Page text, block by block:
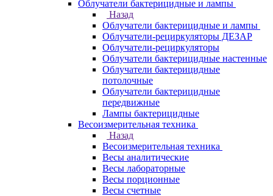
Облучатели бактерицидные и лампы
Назад
Облучатели бактерицидные и лампы
Облучатели-рециркуляторы ДЕЗАР
Облучатели-рециркуляторы
Облучатели бактерицидные настенные
Облучатели бактерицидные
потолочные
Облучатели бактерицидные
передвижные
Лампы бактерицидные
Весоизмерительная техника
Назад
Весоизмерительная техника
Весы аналитические
Весы лабораторные
Весы порционные
Весы счетные